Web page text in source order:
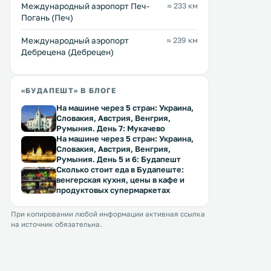
Международный аэропорт Печ-
Погань (Печ)
≈ 233 км
Международный аэропорт
Дебрецена (Дебрецен)
≈ 239 км
«БУДАПЕШТ» В БЛОГЕ
На машине через 5 стран: Украина,
Словакия, Австрия, Венгрия,
Румыния. День 7: Мукачево
На машине через 5 стран: Украина,
Словакия, Австрия, Венгрия,
Румыния. День 5 и 6: Будапешт
Сколько стоит еда в Будапеште:
венгерская кухня, цены в кафе и
продуктовых супермаркетах
При копировании любой информации активная ссылка
на источник обязательна.